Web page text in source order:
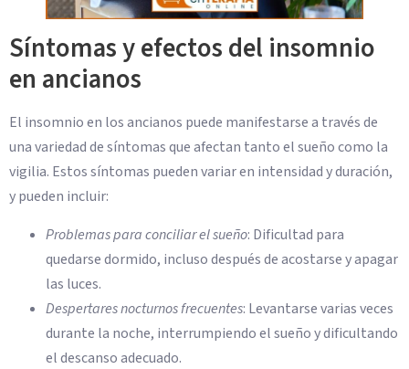
Síntomas y efectos del insomnio
en ancianos
El insomnio en los ancianos puede manifestarse a través de
una variedad de síntomas que afectan tanto el sueño como la
vigilia. Estos síntomas pueden variar en intensidad y duración,
y pueden incluir:
Problemas para conciliar el sueño: Dificultad para
quedarse dormido, incluso después de acostarse y apagar
las luces.
Despertares nocturnos frecuentes: Levantarse varias veces
durante la noche, interrumpiendo el sueño y dificultando
el descanso adecuado.